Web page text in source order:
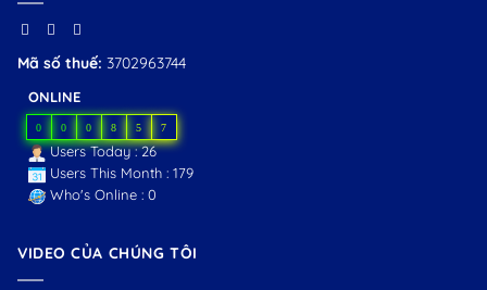
Mã số thuế: 3702963744
ONLINE
0 0 0 8 5 7
Users Today : 26
Users This Month : 179
Who's Online : 0
VIDEO CỦA CHÚNG TÔI